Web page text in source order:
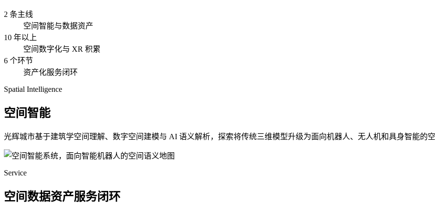
2 条主线
空间智能与数据资产
10 年以上
空间数字化与 XR 积累
6 个环节
资产化服务闭环
Spatial Intelligence
空间智能
光辉城市基于建筑学空间理解、数字空间建模与 AI 语义解析，探索将传统三维模型升级为面向机器人、无人机和具身智能的空
Service
空间数据资产服务闭环